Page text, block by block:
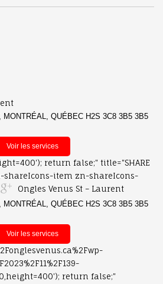
MONTRÉAL, QUÉBEC H2S 3C8 3B5 3B5
Voir les services
return false;" title="SHARE
shareIcons-item zn-shareIcons-
Ongles Venus St – Laurent
MONTRÉAL, QUÉBEC H2S 3C8 3B5 3B5
Voir les services
return false;"